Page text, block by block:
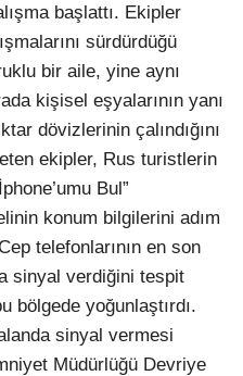
başlattı. Ekipler
sürdürdüğü
bir aile, yine aynı
kişisel eşyalarının yanı
dövizlerinin çalındığını
ekipler, Rus turistlerin
Bul”
konum bilgilerini adım
telefonlarının en son
sinyal verdiğini tespit
bölgede yoğunlaştırdı.
sinyal vermesi
Müdürlüğü Devriye